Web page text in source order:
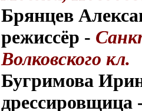
Брянцев
режиссёр -
Волковского кл.
Бугримова
дрессировщица